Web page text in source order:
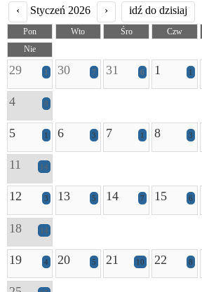
‹
Styczeń 2026 › idź do dzisiaj
Pon Wto Śro Czw
Nie
29 1 30 7 31 6 1 1
4 8
5 1 6 3 7 1 8 3
11 14
12 3 13 5 14 7 15 6
18 14
19 4 20 5 21 10 22 8